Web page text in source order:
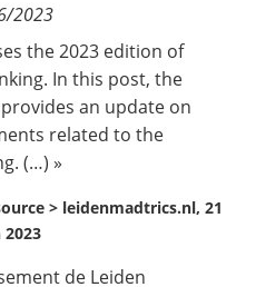
2023
the 2023 edition of
In this post, the
an update on
related to the
(…) »
> leidenmadtrics.nl, 21
2023
de Leiden